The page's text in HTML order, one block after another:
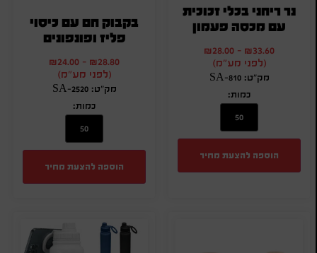
נר ריחני בכלי זכוכית
עם מכסה פעמון
₪33.60
-
₪28.00
(לפני מע"מ)
מק"ט: SA-810
כמות:
הוספה להצעת מחיר
בקבוק חם עם כיסוי
פליז ופונפונים
₪28.80
-
₪24.00
(לפני מע"מ)
מק"ט: SA-2520
כמות:
הוספה להצעת מחיר